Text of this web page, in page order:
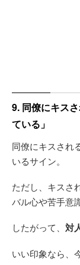
9. 同僚にキス
ている」
同僚にキスされ
いるサイン。
ただし、キスさ
バル心や苦手意
したがって、 対
いい印象なら、